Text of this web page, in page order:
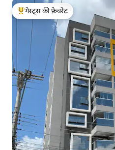
गेस्ट्स का टॉप फ़ेवरेट
गेस्ट्स की फ़ेवरेट